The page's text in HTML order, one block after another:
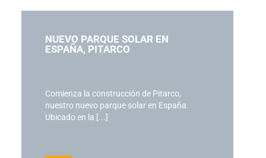
NUEVO PARQUE SOLAR EN
ESPAÑA, PITARCO
Comienza la construcción de Pitarco,
nuestro nuevo parque solar en España.
Ubicado en la [...]